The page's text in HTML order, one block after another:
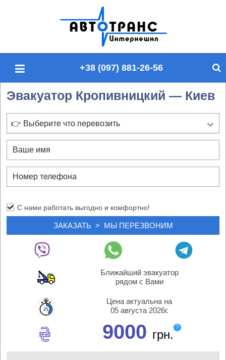
п
о
й
у
+38 (097) 881-26-56
Эвакуатор Кропивницкий — Киев
👉 Выберите что перевозить
С нами работать выгодно и комфортно!
Ближайший эвакуатор
рядом с Вами
Цена актуальна на
05 августа 2026г.
9000 грн.
?